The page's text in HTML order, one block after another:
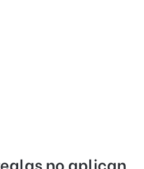
no aplican